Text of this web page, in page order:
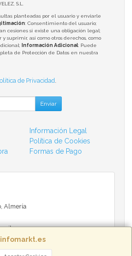
infomarkt.es
S.L.
planteadas por el usuario y enviarle
: Consentimiento del usuario;
cesiones si existe una obligación legal;
y suprimir, así como otros derechos, como
Información Adicional: Puede
de Protección de Datos en nuestra
de Privacidad
Enviar
Información Legal
Política de Cookies
Formas de Pago
Almería